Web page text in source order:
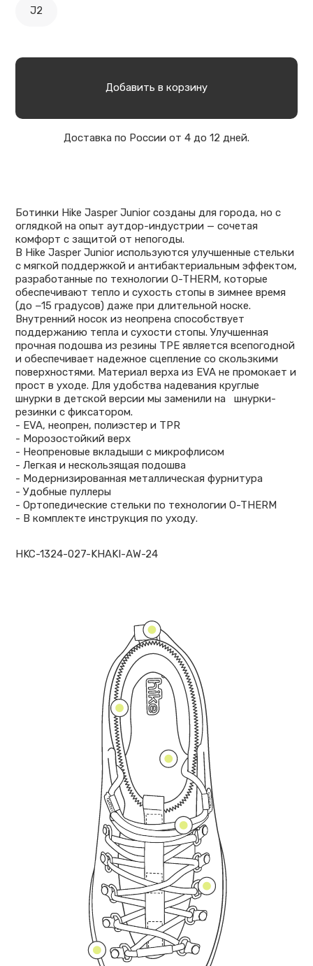
J2
Добавить в корзину
Доставка по России от 4 до 12 дней.
Ботинки Hike Jasper Junior созданы для города, но с
оглядкой на опыт аутдор-индустрии — сочетая
комфорт с защитой от непогоды.
В Hike Jasper Junior используются улучшенные стельки
с мягкой поддержкой и антибактериальным эффектом,
разработанные по технологии O-THERM, которые
обеспечивают тепло и сухость стопы в зимнее время
(до −15 градусов) даже при длительной носке.
Внутренний носок из неопрена способствует
поддержанию тепла и сухости стопы. Улучшенная
прочная подошва из резины ТРЕ является всепогодной
и обеспечивает надежное сцепление со скользкими
поверхностями. Материал верха из EVA не промокает и
прост в уходе. Для удобства надевания круглые
шнурки в детской версии мы заменили на шнурки-
резинки с фиксатором.
- EVA, неопрен, полиэстер и TPR
- Морозостойкий верх
- Неопреновые вкладыши с микрофлисом
- Легкая и нескользящая подошва
- Модернизированная металлическая фурнитура
- Удобные пуллеры
- Ортопедические стельки по технологии O-THERM
- В комплекте инструкция по уходу.
HKC-1324-027-KHAKI-AW-24